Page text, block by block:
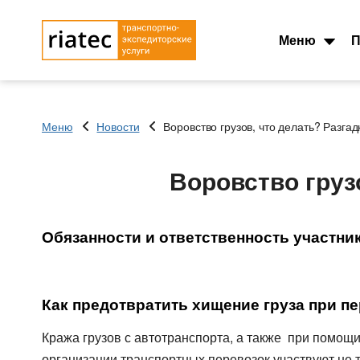
Меню
Основные типы
Тентованный, полуприцеп
Автопоезд c Прицепом 120
куб.
Автовоз, перевозки
Для Негабаритных грузов
Типы перевозок
Перевозки сборных
Контейнеровоз
Зерновозы,
Автоперевозки
Меню Новости Воровство грузов, что делать?
Воровство
Обязанности и ответственность
Как предотвратить хищение груза при
Кража грузов с автотранспорта, а также при